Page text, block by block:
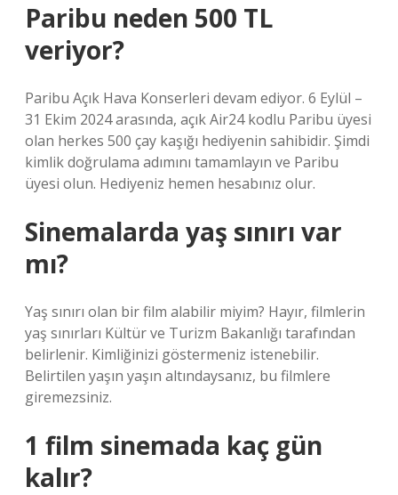
Paribu neden 500 TL
veriyor?
Paribu Açık Hava Konserleri devam ediyor. 6 Eylül –
31 Ekim 2024 arasında, açık Air24 kodlu Paribu üyesi
olan herkes 500 çay kaşığı hediyenin sahibidir. Şimdi
kimlik doğrulama adımını tamamlayın ve Paribu
üyesi olun. Hediyeniz hemen hesabınız olur.
Sinemalarda yaş sınırı var
mı?
Yaş sınırı olan bir film alabilir miyim? Hayır, filmlerin
yaş sınırları Kültür ve Turizm Bakanlığı tarafından
belirlenir. Kimliğinizi göstermeniz istenebilir.
Belirtilen yaşın yaşın altındaysanız, bu filmlere
giremezsiniz.
1 film sinemada kaç gün
kalır?